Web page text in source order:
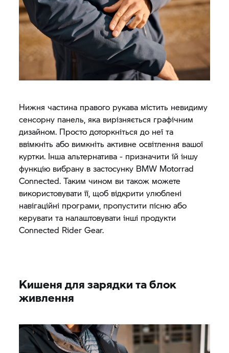
Нижня частина правого рукава містить невидиму
сенсорну панель, яка вирізняється графічним
дизайном. Просто доторкніться до неї та
ввімкніть або вимкніть активне освітлення вашої
куртки. Інша альтернатива - призначити їй іншу
функцію вибрану в застосунку BMW Motorrad
Connected. Таким чином ви також можете
використовувати її, щоб відкрити улюблені
навігаційні програми, пропустити пісню або
керувати та налаштовувати інші продукти
Connected Rider Gear.
Кишеня для зарядки та блок
живлення